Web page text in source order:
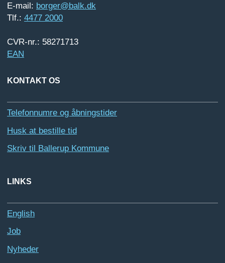
E-mail: borger@balk.dk
Tlf.: 4477 2000
CVR-nr.: 58271713
EAN
KONTAKT OS
Telefonnumre og åbningstider
Husk at bestille tid
Skriv til Ballerup Kommune
LINKS
English
Job
Nyheder